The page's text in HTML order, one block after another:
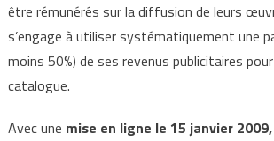
être rémunérés sur la diffusion de leurs
s’engage à utiliser systématiquement une
moins 50%) de ses revenus publicitaires
catalogue.
Avec une mise en ligne le 15 janvier 2009,